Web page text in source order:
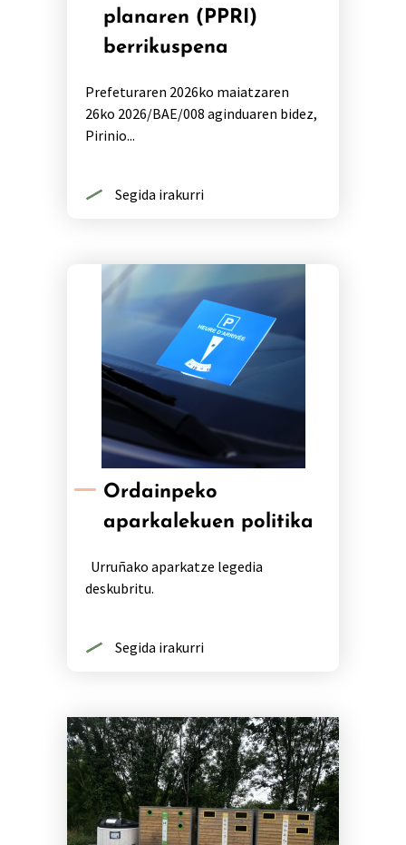
planaren (PPRI)
berrikuspena
Prefeturaren 2026ko maiatzaren
26ko 2026/BAE/008 aginduaren bidez,
Pirinio...
Segida irakurri
Ordainpeko
aparkalekuen politika
Urruñako aparkatze legedia
deskubritu.
Segida irakurri